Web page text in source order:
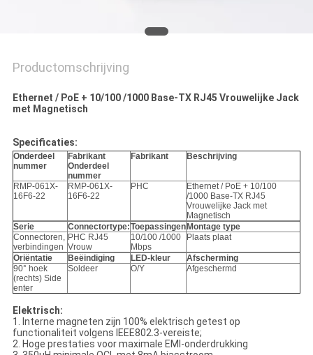
Productomschrijving
Ethernet / PoE + 10/100 /1000 Base-TX RJ45 Vrouwelijke Jack
met Magnetisch
Specificaties:
Onderdeel
nummer
Fabrikant
Onderdeel
nummer
Fabrikant Beschrijving
RMP-061X-
16F6-22
RMP-061X-
16F6-22
PHC
Ethernet / PoE + 10/100
/1000 Base-TX RJ45
Vrouwelijke Jack met
Magnetisch
Serie
Connectortype:Toepassingen Montage type
Connectoren,
verbindingen
PHC RJ45
Vrouw
10/100 /1000
Mbps
Plaats plaat
Oriëntatie Beëindiging LED-kleur
Afscherming
90° hoek
(rechts) Side
enter
Soldeer O/Y Afgeschermd
Elektrisch:
1. Interne magneten zijn 100% elektrisch getest op
functionaliteit volgens IEEE802.3-vereiste;
2. Hoge prestaties voor maximale EMI-onderdrukking